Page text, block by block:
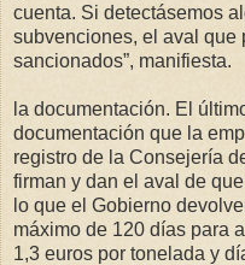
cuenta. Si detectásemos
subvenciones, el aval que
sancionados”, manifiesta.
la documentación. El
documentación que la
registro de la Consejería
firman y dan el aval de
lo que el Gobierno
máximo de 120 días para
1,3 euros por tonelada y